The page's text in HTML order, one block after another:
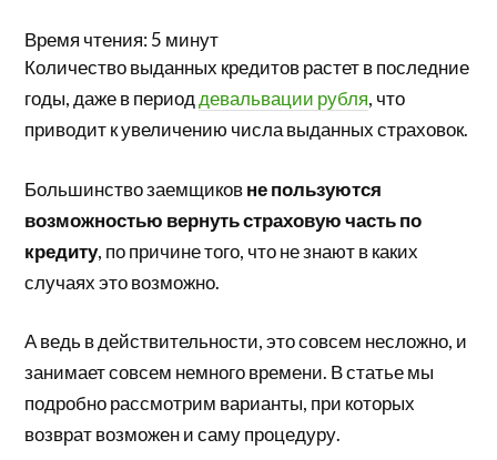
Время чтения:5 минут
Количество выданных кредитов растет в последние
годы, даже в период девальвации рубля, что
приводит к увеличению числа выданных страховок.
Большинство заемщиковне пользуются
возможностью вернуть страховую часть по
кредиту, по причине того, что не знают в каких
случаях это возможно.
А ведь в действительности, это совсем несложно, и
занимает совсем немного времени. В статье мы
подробно рассмотрим варианты, при которых
возврат возможен и саму процедуру.